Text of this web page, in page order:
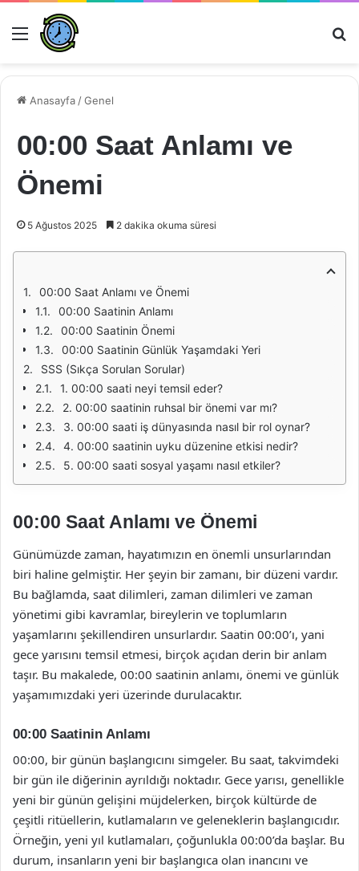
Menü
Anasayfa /Genel
00:00 Saat Anlamı ve
Önemi
5 Ağustos 2025 2 dakika okuma süresi
00:00 Saat Anlamı ve Önemi
00:00 Saatinin Anlamı
00:00 Saatinin Önemi
00:00 Saatinin Günlük Yaşamdaki Yeri
SSS (Sıkça Sorulan Sorular)
1. 00:00 saati neyi temsil eder?
2. 00:00 saatinin ruhsal bir önemi var mı?
3. 00:00 saati iş dünyasında nasıl bir rol oynar?
4. 00:00 saatinin uyku düzenine etkisi nedir?
5. 00:00 saati sosyal yaşamı nasıl etkiler?
00:00 Saat Anlamı ve Önemi
Günümüzde zaman, hayatımızın en önemli unsurlarından
biri haline gelmiştir. Her şeyin bir zamanı, bir düzeni vardır.
Bu bağlamda, saat dilimleri, zaman dilimleri ve zaman
yönetimi gibi kavramlar, bireylerin ve toplumların
yaşamlarını şekillendiren unsurlardır. Saatin 00:00’ı, yani
gece yarısını temsil etmesi, birçok açıdan derin bir anlam
taşır. Bu makalede, 00:00 saatinin anlamı, önemi ve günlük
yaşamımızdaki yeri üzerinde durulacaktır.
00:00 Saatinin Anlamı
00:00, bir günün başlangıcını simgeler. Bu saat, takvimdeki
bir gün ile diğerinin ayrıldığı noktadır. Gece yarısı, genellikle
yeni bir günün gelişini müjdelerken, birçok kültürde de
çeşitli ritüellerin, kutlamaların ve geleneklerin başlangıcıdır.
Örneğin, yeni yıl kutlamaları, çoğunlukla 00:00’da başlar. Bu
durum, insanların yeni bir başlangıca olan inancını ve